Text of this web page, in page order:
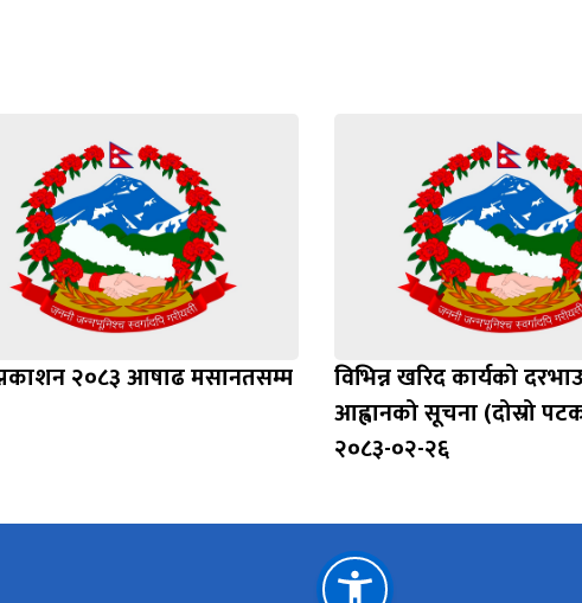
२०८३ आषाढ मसानतसम्म
विभिन्न खरिद कार्यको
आह्वानको सूचना (दोस्रो
२०८३-०२-२६